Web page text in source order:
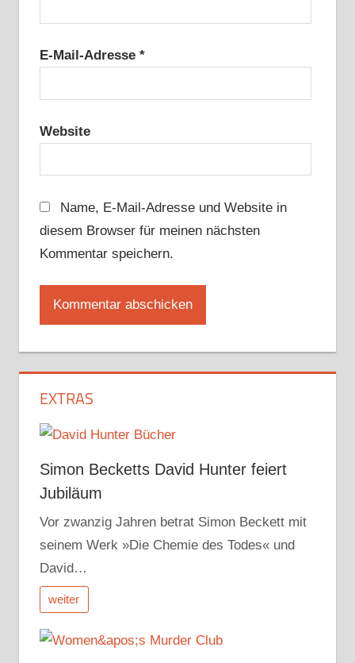
E-Mail-Adresse *
Website
Name, E-Mail-Adresse und Website in
diesem Browser für meinen nächsten
Kommentar speichern.
EXTRAS
Simon Becketts David Hunter feiert
Jubiläum
Vor zwanzig Jahren betrat Simon Beckett mit
seinem Werk »Die Chemie des Todes« und
David…
weiter